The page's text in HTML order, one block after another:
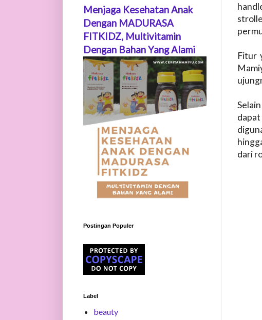
Fitur
dari
Menjaga Kesehatan Anak
Dengan MADURASA
FITKIDZ, Multivitamin
Dengan Bahan Yang Alami
Postingan Populer
Label
beauty